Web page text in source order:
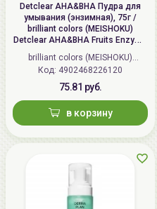
Detclear AHA&BHA Пудра для
умывания (энзимная), 75г /
brilliant colors (MEISHOKU)
Detclear AHA&BHA Fruits Enzyme
Powder Wash
brilliant colors (MEISHOKU)
(Япония)
Код: 4902468226120
75.81 руб.
в корзину